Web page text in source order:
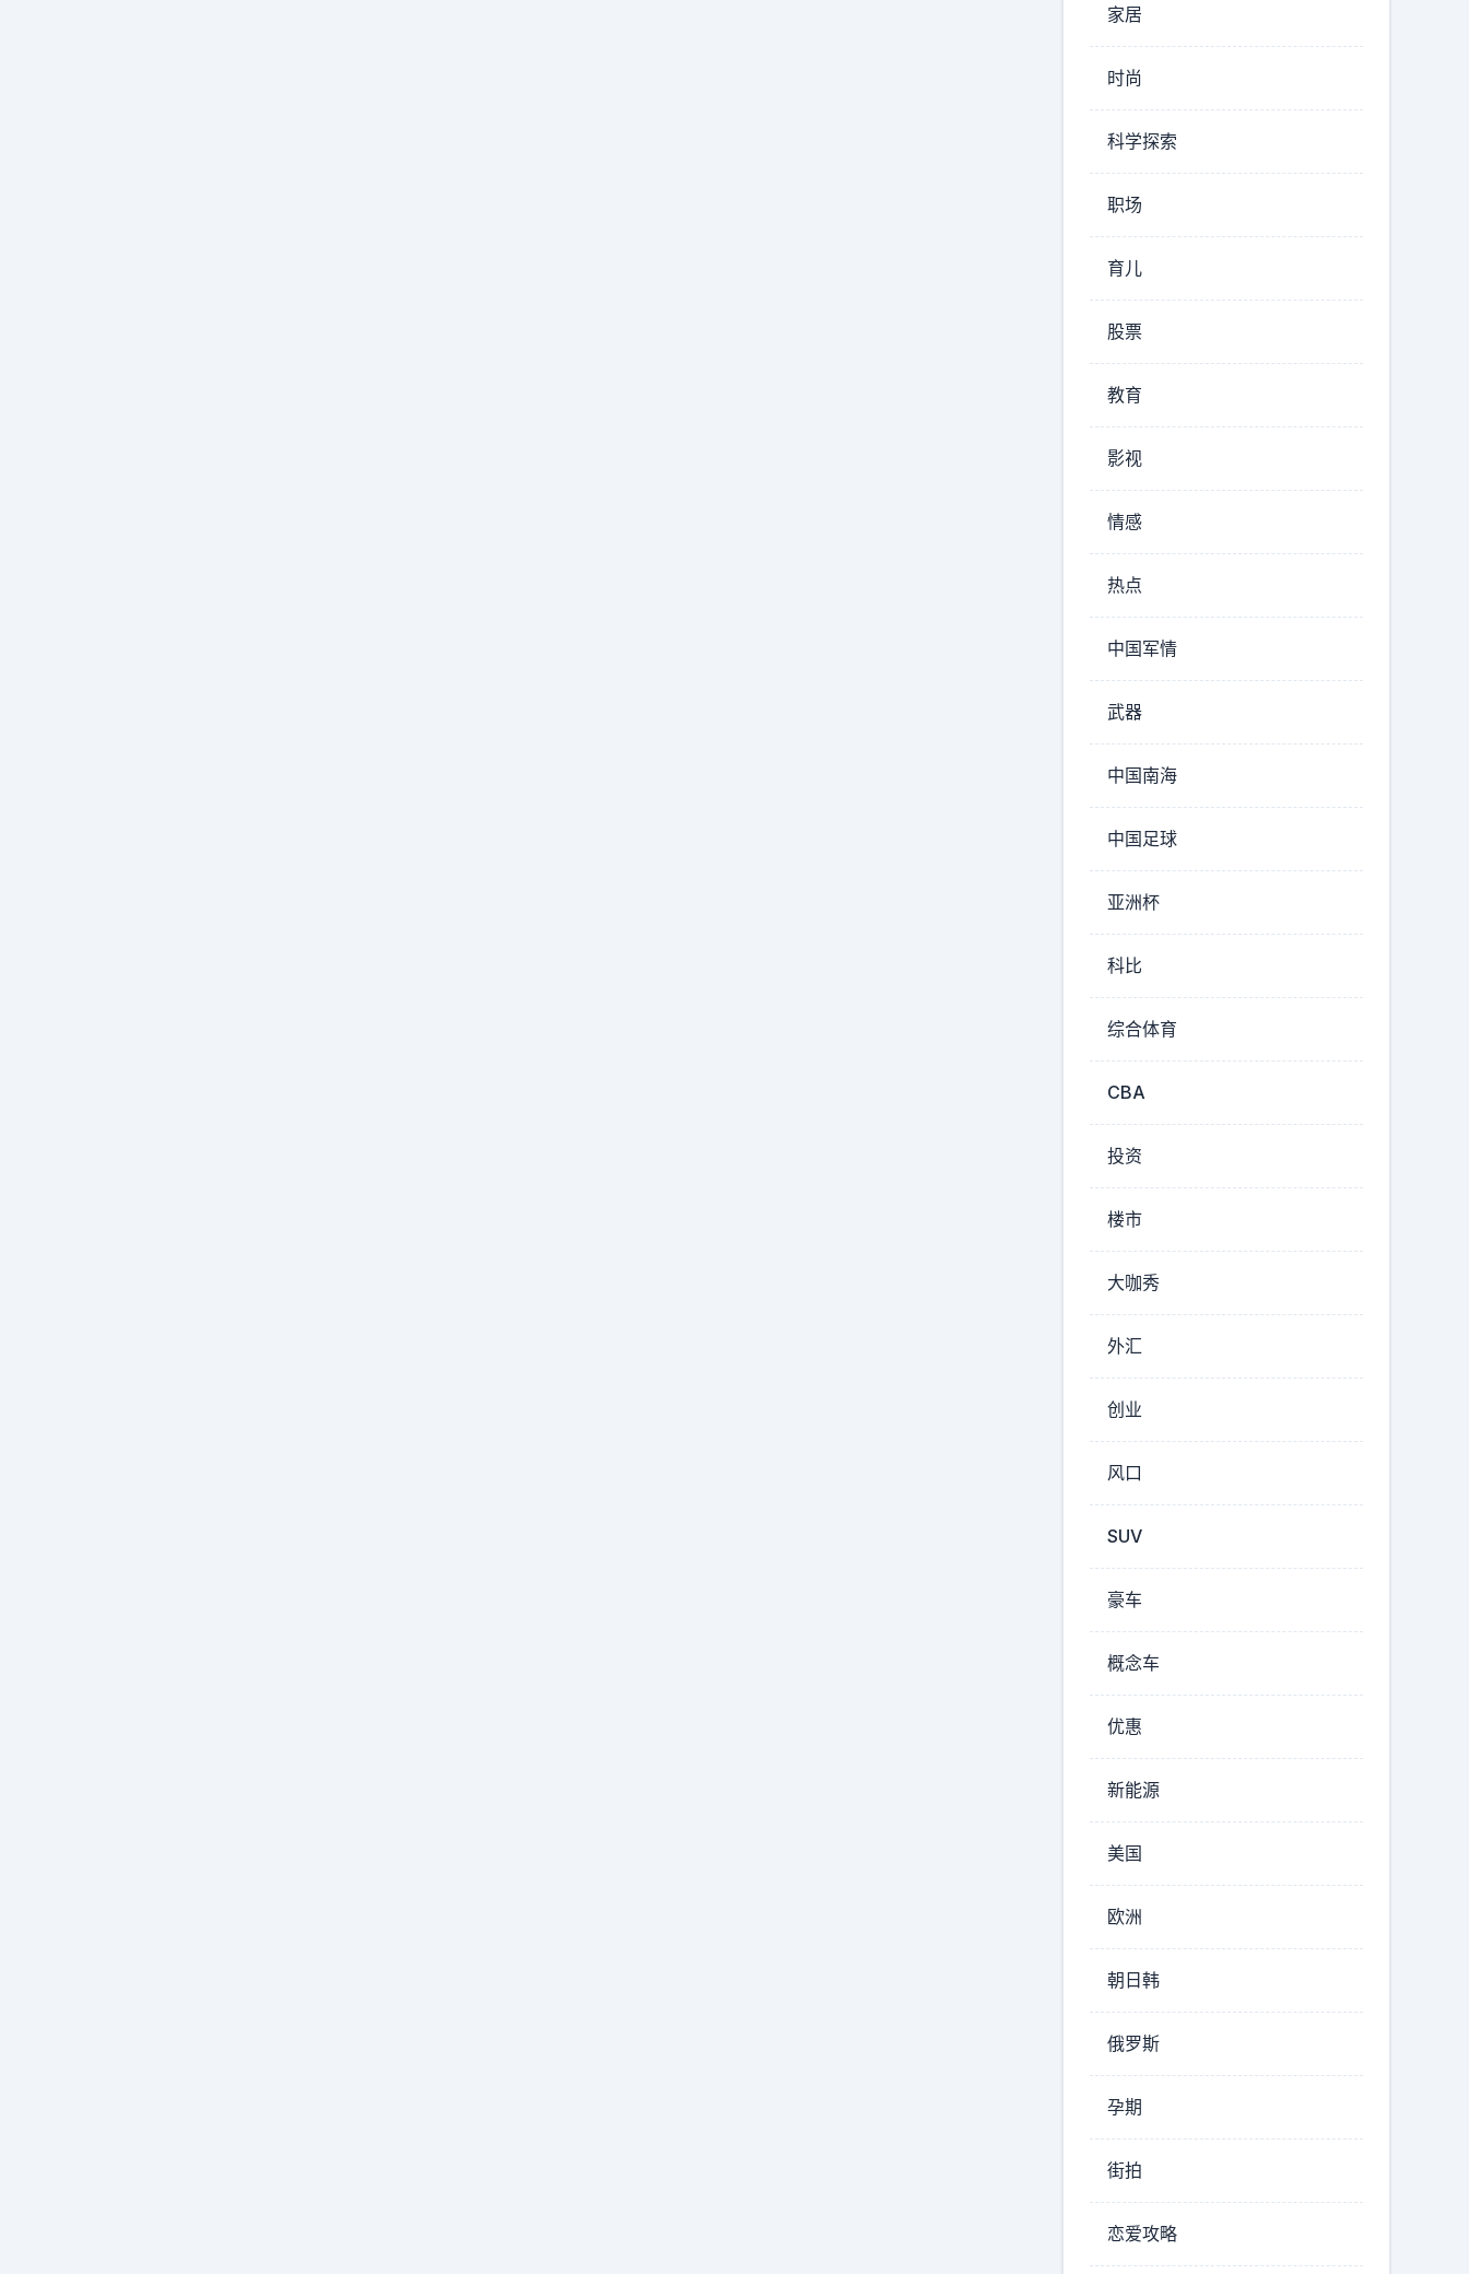
家居
时尚
科学探索
职场
育儿
股票
教育
影视
情感
热点
中国军情
武器
中国南海
中国足球
亚洲杯
科比
综合体育
CBA
投资
楼市
大咖秀
外汇
创业
风口
SUV
豪车
概念车
优惠
新能源
美国
欧洲
朝日韩
俄罗斯
孕期
街拍
恋爱攻略